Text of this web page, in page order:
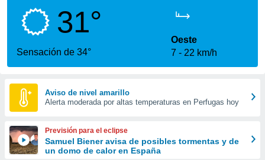
que se
calidad.
a este
las
y
forma
digital
basada
31°
Sensación de 34°
Oeste
7
22 km/h
Aviso de nivel amarillo
Alerta moderada por altas temperaturas en Perfugas hoy
Previsión para el eclipse
Samuel Biener avisa de posibles tormentas y de
un domo de calor en España